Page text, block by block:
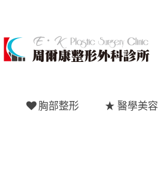
胸部整形 醫學美容